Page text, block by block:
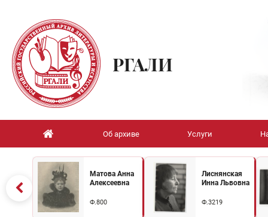
РГАЛИ
Об архиве Услуги
Матова Анна
Алексеевна
Ф.800
Лиснянская
Инна Львовна
Ф.3219